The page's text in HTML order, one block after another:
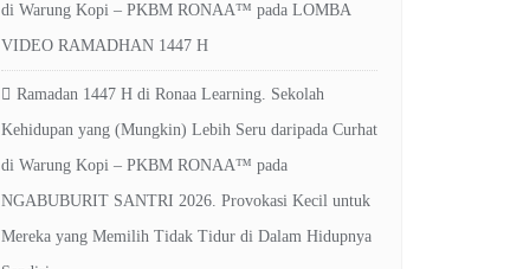
di Warung Kopi – PKBM RONAA™ pada LOMBA
VIDEO RAMADHAN 1447 H
Ramadan 1447 H di Ronaa Learning. Sekolah
Kehidupan yang (Mungkin) Lebih Seru daripada Curhat
di Warung Kopi – PKBM RONAA™ pada
NGABUBURIT SANTRI 2026. Provokasi Kecil untuk
Mereka yang Memilih Tidak Tidur di Dalam Hidupnya